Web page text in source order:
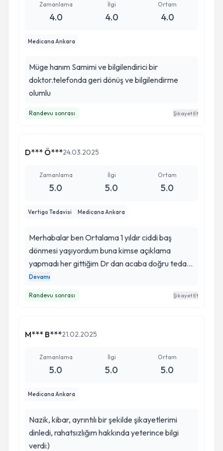
Zamanlama
4.0
İlgi
4.0
Ortam
4.0
Medicana Ankara
Müge hanım Samimi ve bilgilendirici bir
doktor.telefonda geri dönüş ve bilgilendirme
olumlu
Randevu sonrası Şikayet Et
D*** Ö***24.03.2025
Zamanlama
5.0
İlgi
5.0
Ortam
5.0
Vertigo Tedavisi Medicana Ankara
Merhabalar ben Ortalama 1 yıldır ciddi baş
dönmesi yaşıyordum buna kimse açıklama
yapmadı her gittiğim Dr dan acaba doğru tedavi
uygulayacakmı diye düşünmekten kendimi
Devamı
Randevu sonrası Şikayet Et
M*** B***21.02.2025
Zamanlama
5.0
İlgi
5.0
Ortam
5.0
Medicana Ankara
Nazik, kibar, ayrıntılı bir şekilde şikayetlerimi
dinledi, rahatsızlığım hakkında yeterince bilgi
verdi:)